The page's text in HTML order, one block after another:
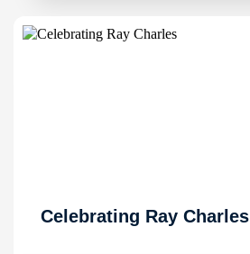
Celebrating Ray Charles